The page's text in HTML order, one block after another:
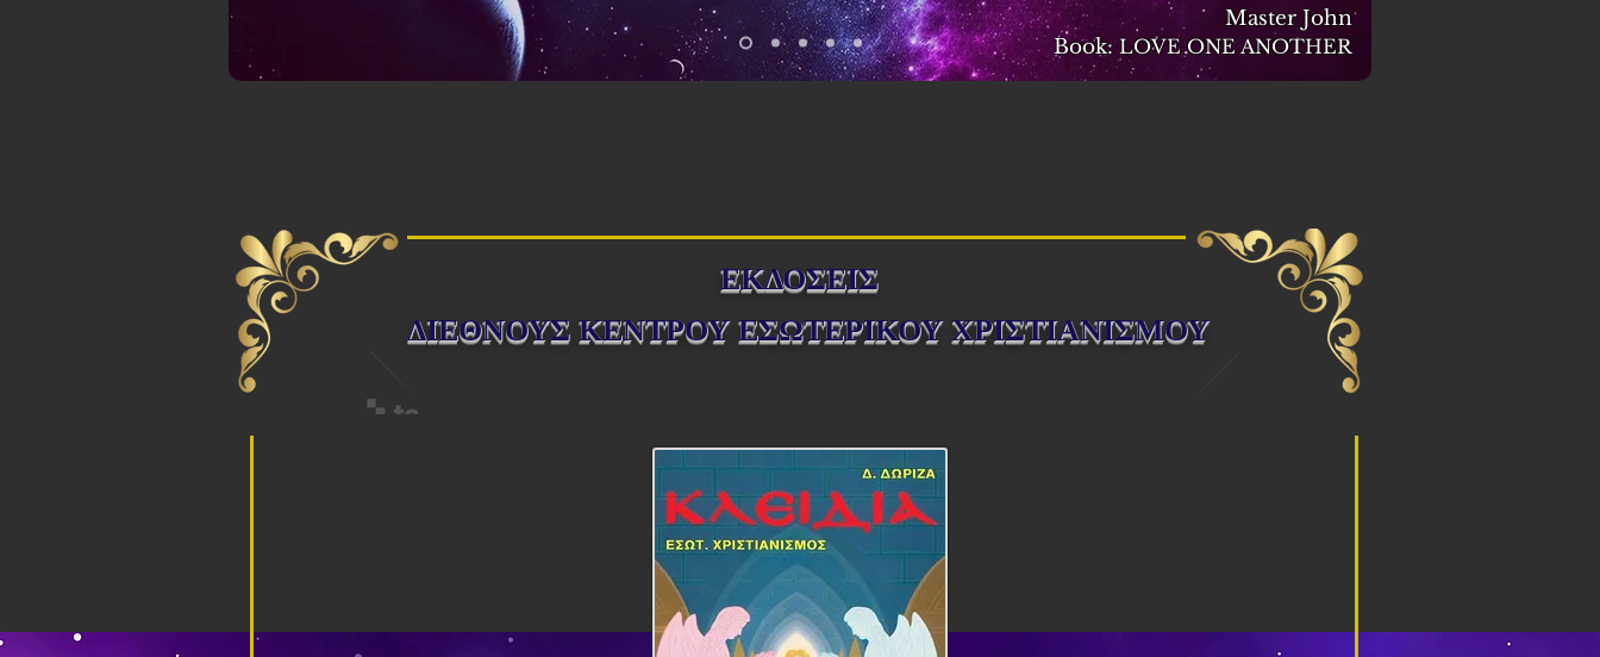
Master John
Book: LOVE ONE ANOTHER
ΔΙΕΘΝΟΥΣ ΚΕΝΤΡΟΥ ΕΣΩΤΕΡΙΚΟΥ ΧΡΙΣΤΙΑΝΙΣΜΟΥ
ΕΚΔΟΣΕΙΣ